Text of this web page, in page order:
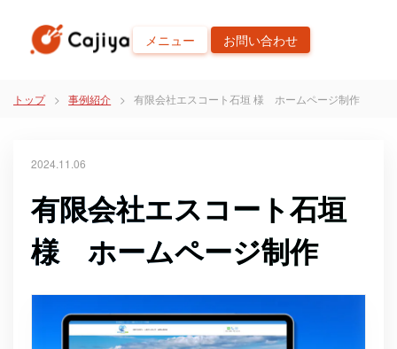
メニュー お問い合わせ
トップ 事例紹介 有限会社エスコート石垣 様 ホームページ制作
2024.11.06
有限会社エスコート石垣
様 ホームページ制作